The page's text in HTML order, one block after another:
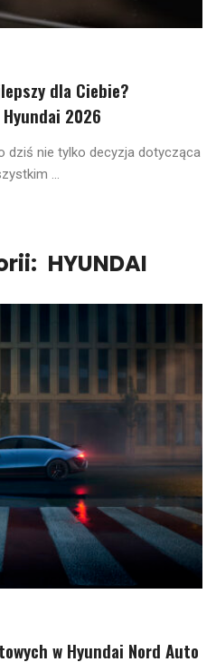
dla Ciebie?
2026
dziś nie tylko decyzja dotycząca
...
HYUNDAI
w Hyundai Nord Auto